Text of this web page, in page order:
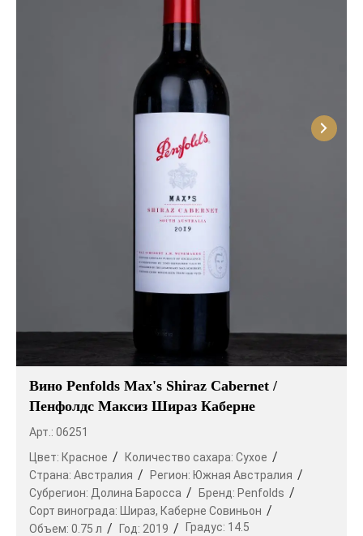
Вино Penfolds Max's Shiraz Cabernet /
Пенфолдс Максиз Шираз Каберне
Арт.: 06251
Цвет: Красное Количество сахара: Сухое
Страна: Австралия Регион: Южная Австралия
Субрегион: Долина Баросса Бренд: Penfolds
Сорт винограда:
Шираз, Каберне Совиньон
Объем: 0.75 л Год: 2019 Градус: 14.5